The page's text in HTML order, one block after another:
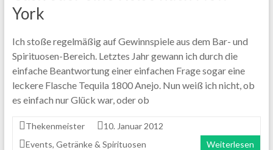
York
Ich stoße regelmäßig auf Gewinnspiele aus dem Bar- und
Spirituosen-Bereich. Letztes Jahr gewann ich durch die
einfache Beantwortung einer einfachen Frage sogar eine
leckere Flasche Tequila 1800 Anejo. Nun weiß ich nicht, ob
es einfach nur Glück war, oder ob
Thekenmeister
10. Januar 2012
Events, Getränke & Spirituosen Weiterlesen